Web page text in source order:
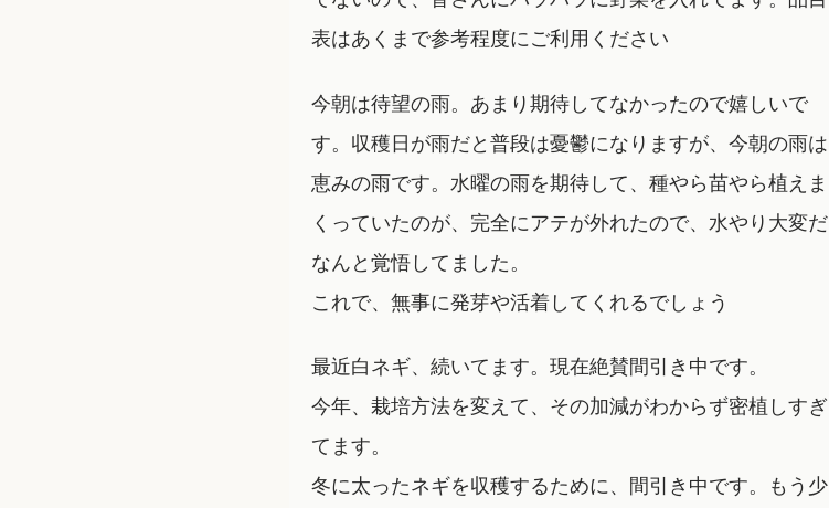
表はあくまで参考程度にご利用ください
今朝は待望の雨。あまり期待してなかったので嬉しいで
す。収穫日が雨だと普段は憂鬱になりますが、今朝の雨は
恵みの雨です。水曜の雨を期待して、種やら苗やら植えま
くっていたのが、完全にアテが外れたので、水やり大変だ
なんと覚悟してました。
これで、無事に発芽や活着してくれるでしょう
最近白ネギ、続いてます。現在絶賛間引き中です。
今年、栽培方法を変えて、その加減がわからず密植しすぎ
てます。
冬に太ったネギを収穫するために、間引き中です。もう少